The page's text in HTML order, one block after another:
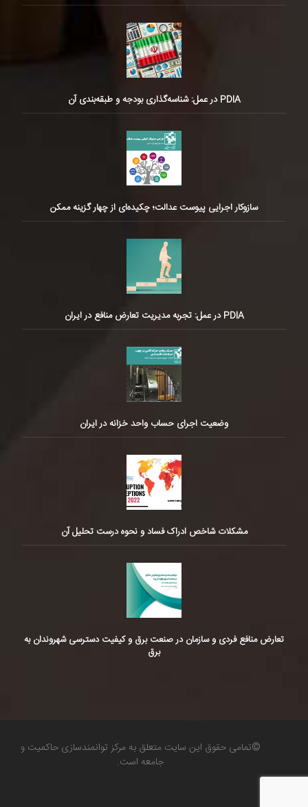
PDIA در عمل: شناسه‌گذاری بودجه و طبقه‌بندی آن
سازوکار اجرایی پیوست عدالت؛ چکیده‌ای از چهار گزینه ممکن
PDIA در عمل: تجربه مدیریت تعارض منافع در ایران
وضعیت اجرای حساب واحد خزانه در ایران
مشکلات شاخص ادراک فساد و نحوه درست تحلیل آن
تعارض منافع فردی و سازمان در صنعت برق و کیفیت دسترسی شهروندان به
برق
©تمامی حقوق این سایت متعلق به مرکز توانمندسازی حاکمیت و
جامعه است.